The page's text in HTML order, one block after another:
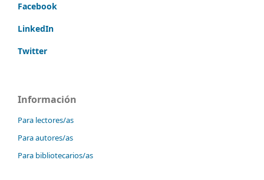
Facebook
LinkedIn
Twitter
Información
Para lectores/as
Para autores/as
Para bibliotecarios/as